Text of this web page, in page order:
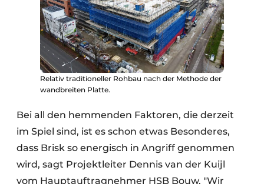
Relativ traditioneller Rohbau nach der Methode der
wandbreiten Platte.
Bei all den hemmenden Faktoren, die derzeit
im Spiel sind, ist es schon etwas Besonderes,
dass Brisk so energisch in Angriff genommen
wird, sagt Projektleiter Dennis van der Kuijl
vom Hauptauftragnehmer HSB Bouw. "Wir